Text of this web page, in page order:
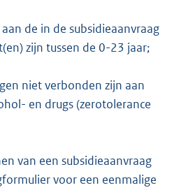
de in de subsidieaanvraag
zijn tussen de 0-23 jaar;
niet verbonden zijn aan
en drugs (zerotolerance
van een subsidieaanvraag
voor een eenmalige